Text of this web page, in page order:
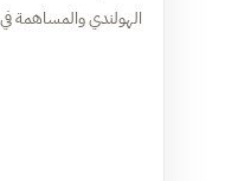
الهولندي والمساهمة